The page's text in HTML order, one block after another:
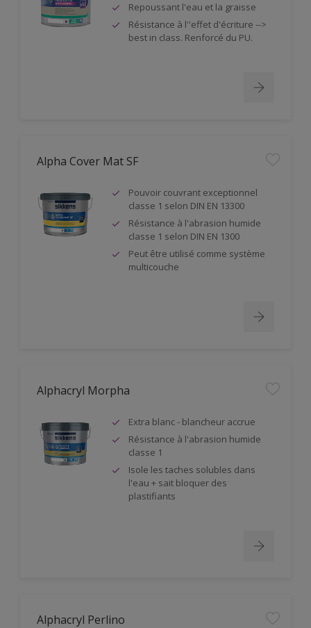
Repoussant l'eau et la graisse
Résistance à l''effet d'écriture -->
best in class. Renforcé du PU.
Alpha Cover Mat SF
Pouvoir couvrant exceptionnel
classe 1 selon DIN EN 13300
Résistance à l'abrasion humide
classe 1 selon DIN EN 1300
Peut être utilisé comme système
multicouche
Alphacryl Morpha
Extra blanc - blancheur accrue
Résistance à l'abrasion humide
classe 1
Isole les taches solubles dans
l'eau + sait bloquer des
plastifiants
Alphacryl Perlino